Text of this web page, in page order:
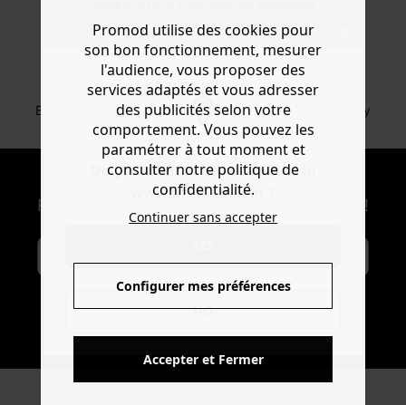
Do you want to be redirected to
www.promod.com ?
NO
1h après, essayez en boutique ! Paiement en magasin
RETOURS GRATUITS
En boutique sous 30 jours En consigne via Mondial Relay
NEWSLETTER
Recevoir les actus mode et offres Promod !
Promod utilise des cookies pour
son bon fonctionnement, mesurer
l'audience, vous proposer des
services adaptés et vous adresser
des publicités selon votre
comportement. Vous pouvez les
paramétrer à tout moment et
consulter notre politique de
confidentialité.
Continuer sans accepter
Configurer mes préférences
Accepter et Fermer